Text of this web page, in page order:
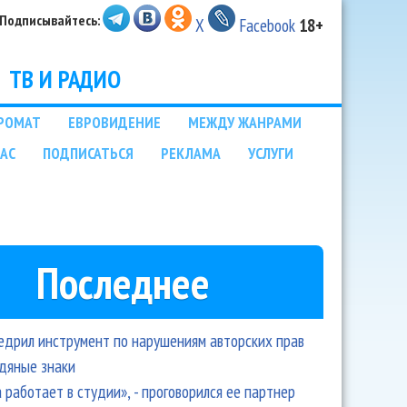
X Facebook 18+
ТВ И РАДИО
ЕВРОВИДЕНИЕ
МЕЖДУ ЖАНРАМИ
ПОДПИСАТЬСЯ РЕКЛАМА УСЛУГИ
Последнее
инструмент по нарушениям авторских прав
знаки
в студии», - проговорился ее партнер